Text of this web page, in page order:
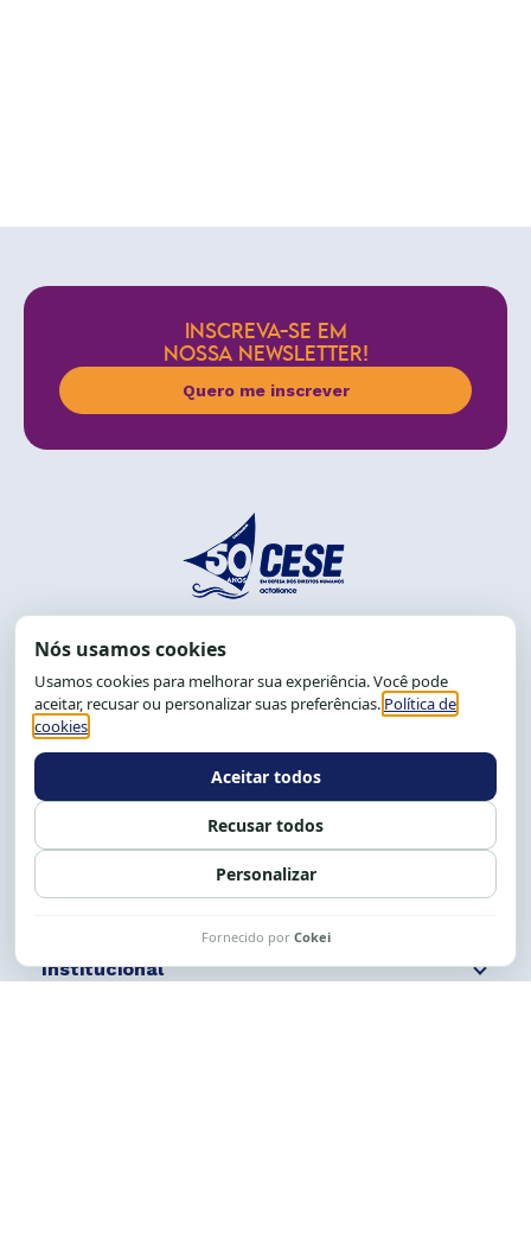
INSCREVA-SE EM
NOSSA NEWSLETTER!
Quero me inscrever
End.: R. da Graça, 150. Graça
CEP: 40.150-055
Salvador-BA, Brasil.
Tel.: (71) 2104-5457, Cel.: (71) 9 9239-2104 ou 2105
Expediente: 8h às 12h e 13 às 17h.
Siga nossas redes Fale conosco
Institucional